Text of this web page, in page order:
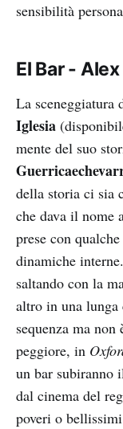
sensibilità
El Bar -
La sceneggiatura
Iglesia
mente del suo
della storia ci sia
che dava il nome
prese con
dinamiche
saltando con la
altro in una lunga
sequenza ma
peggiore, in
un bar subiranno
dal cinema del
poveri o